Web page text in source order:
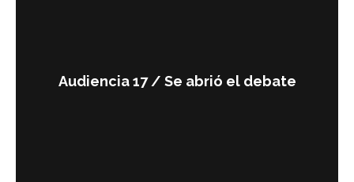
Audiencia 17 / Se abrió el debate